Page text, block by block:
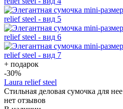
+ подарок
-30%
Laura relief steel
Стильная деловая сумочка для нее
нет отзывов